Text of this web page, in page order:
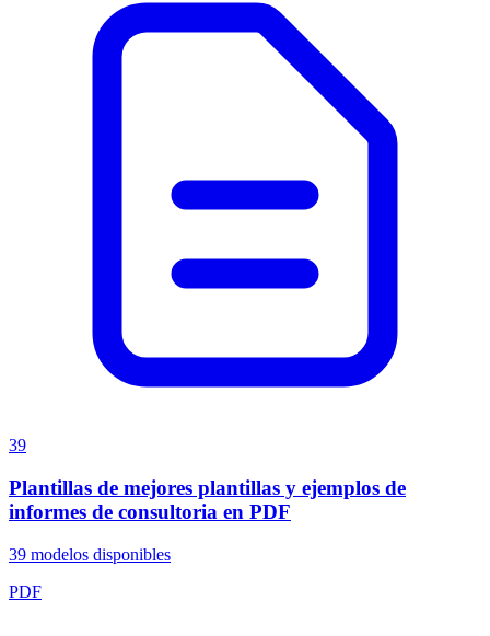
39
Plantillas de mejores plantillas y ejemplos de
informes de consultoria en PDF
39 modelos disponibles
PDF